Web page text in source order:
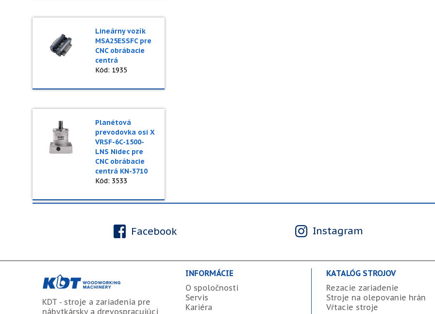
Lineárny vozík
MSA25ESSFC pre
CNC obrábacie
centrá
Kód: 1935
Planétová
prevodovka osi X
VRSF-6C-1500-
LNS Nidec pre
CNC obrábacie
centrá KN-3710
Kód: 3533
Facebook Instagram
KDT - stroje a zariadenia pre
nábytkársky a drevospracujúci
INFORMÁCIE
O spoločnosti
Servis
Kariéra
KATALÓG STROJOV
Rezacie zariadenie
Stroje na olepovanie hrán
Vŕtacie stroje